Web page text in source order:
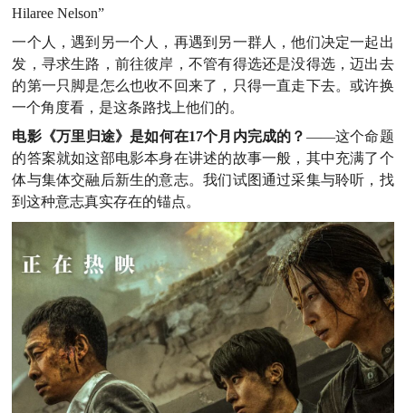
Hilaree Nelson”
一个人，遇到另一个人，再遇到另一群人，他们决定一起出
发，寻求生路，前往彼岸，不管有得选还是没得选，迈出去
的第一只脚是怎么也收不回来了，只得一直走下去。或许换
一个角度看，是这条路找上他们的。
电影《万里归途》是如何在17个月内完成的？ ——这个命题
的答案就如这部电影本身在讲述的故事一般，其中充满了个
体与集体交融后新生的意志。我们试图通过采集与聆听，找
到这种意志真实存在的锚点。